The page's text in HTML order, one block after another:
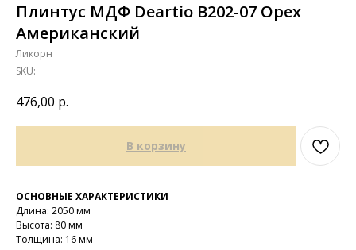
Плинтус МДФ Deartio B202-07 Орех
Американский
Ликорн
SKU:
476,00 р.
В корзину
ОСНОВНЫЕ ХАРАКТЕРИСТИКИ
Длина: 2050 мм
Высота: 80 мм
Толщина: 16 мм